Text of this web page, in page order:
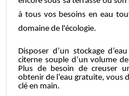
à tous vos besoins en eau
domaine de l'écologie.
Disposer d’un stockage
citerne souple d’un volume
Plus de besoin de creuser
obtenir de l’eau gratuite, vous
clé en main.